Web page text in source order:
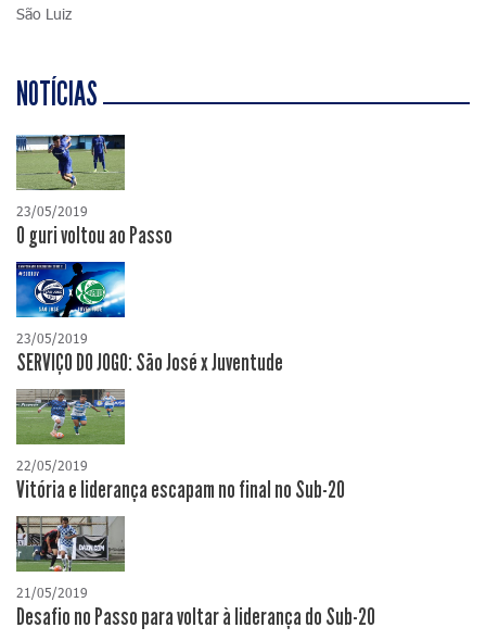
São Luiz
NOTÍCIAS
23/05/2019
O guri voltou ao Passo
23/05/2019
SERVIÇO DO JOGO: São José x Juventude
22/05/2019
Vitória e liderança escapam no final no Sub-20
21/05/2019
Desafio no Passo para voltar à liderança do Sub-20